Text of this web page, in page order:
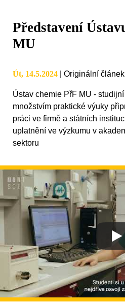
Představení
MU
Út, 14.5.2024 Originální
Ústav chemie PřF MU -
množstvím praktické výuky
práci ve firmě a státních
uplatnění ve výzkumu v
sektoru